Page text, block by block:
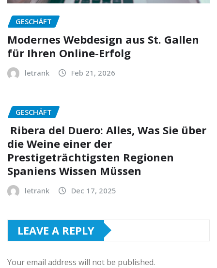
GESCHÄFT
Modernes Webdesign aus St. Gallen
für Ihren Online-Erfolg
letrank Feb 21, 2026
GESCHÄFT
Ribera del Duero: Alles, Was Sie über
die Weine einer der
Prestigeträchtigsten Regionen
Spaniens Wissen Müssen
letrank Dec 17, 2025
LEAVE A REPLY
Your email address will not be published.